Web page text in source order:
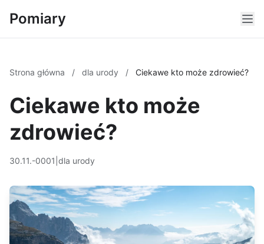
Pomiary
Strona główna / dla urody / Ciekawe kto może zdrowieć?
Ciekawe kto może
zdrowieć?
30.11.-0001 dla urody